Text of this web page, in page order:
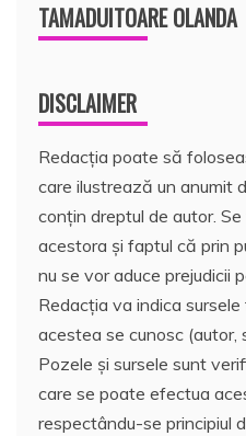
TAMADUITOARE OLANDA
DISCLAIMER
Redacția poate să
care ilustrează un anumit
conțin dreptul de autor.
acestora și faptul că prin
nu se vor aduce prejudicii
Redacția va indica
acestea se cunosc (autor,
Pozele și sursele sunt
care se poate efectua
respectându-se principiul